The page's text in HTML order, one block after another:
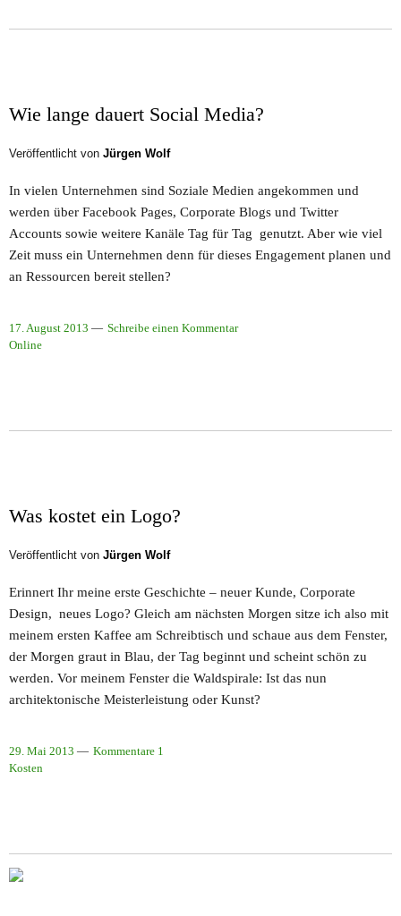
Wie lange dauert Social Media?
Veröffentlicht von Jürgen Wolf
In vielen Unternehmen sind Soziale Medien angekommen und
werden über Facebook Pages, Corporate Blogs und Twitter
Accounts sowie weitere Kanäle Tag für Tag genutzt. Aber wie viel
Zeit muss ein Unternehmen denn für dieses Engagement planen und
an Ressourcen bereit stellen?
17. August 2013
Schreibe einen Kommentar
Online
Was kostet ein Logo?
Veröffentlicht von Jürgen Wolf
Erinnert Ihr meine erste Geschichte – neuer Kunde, Corporate
Design, neues Logo? Gleich am nächsten Morgen sitze ich also mit
meinem ersten Kaffee am Schreibtisch und schaue aus dem Fenster,
der Morgen graut in Blau, der Tag beginnt und scheint schön zu
werden. Vor meinem Fenster die Waldspirale: Ist das nun
architektonische Meisterleistung oder Kunst?
29. Mai 2013
Kommentare 1
Kosten